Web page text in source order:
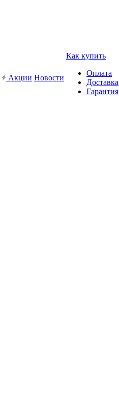
Акции Новости
Как купить
Оплата
Доставка
Гарантия